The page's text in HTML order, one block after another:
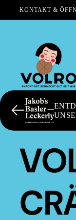
KONTAKT &